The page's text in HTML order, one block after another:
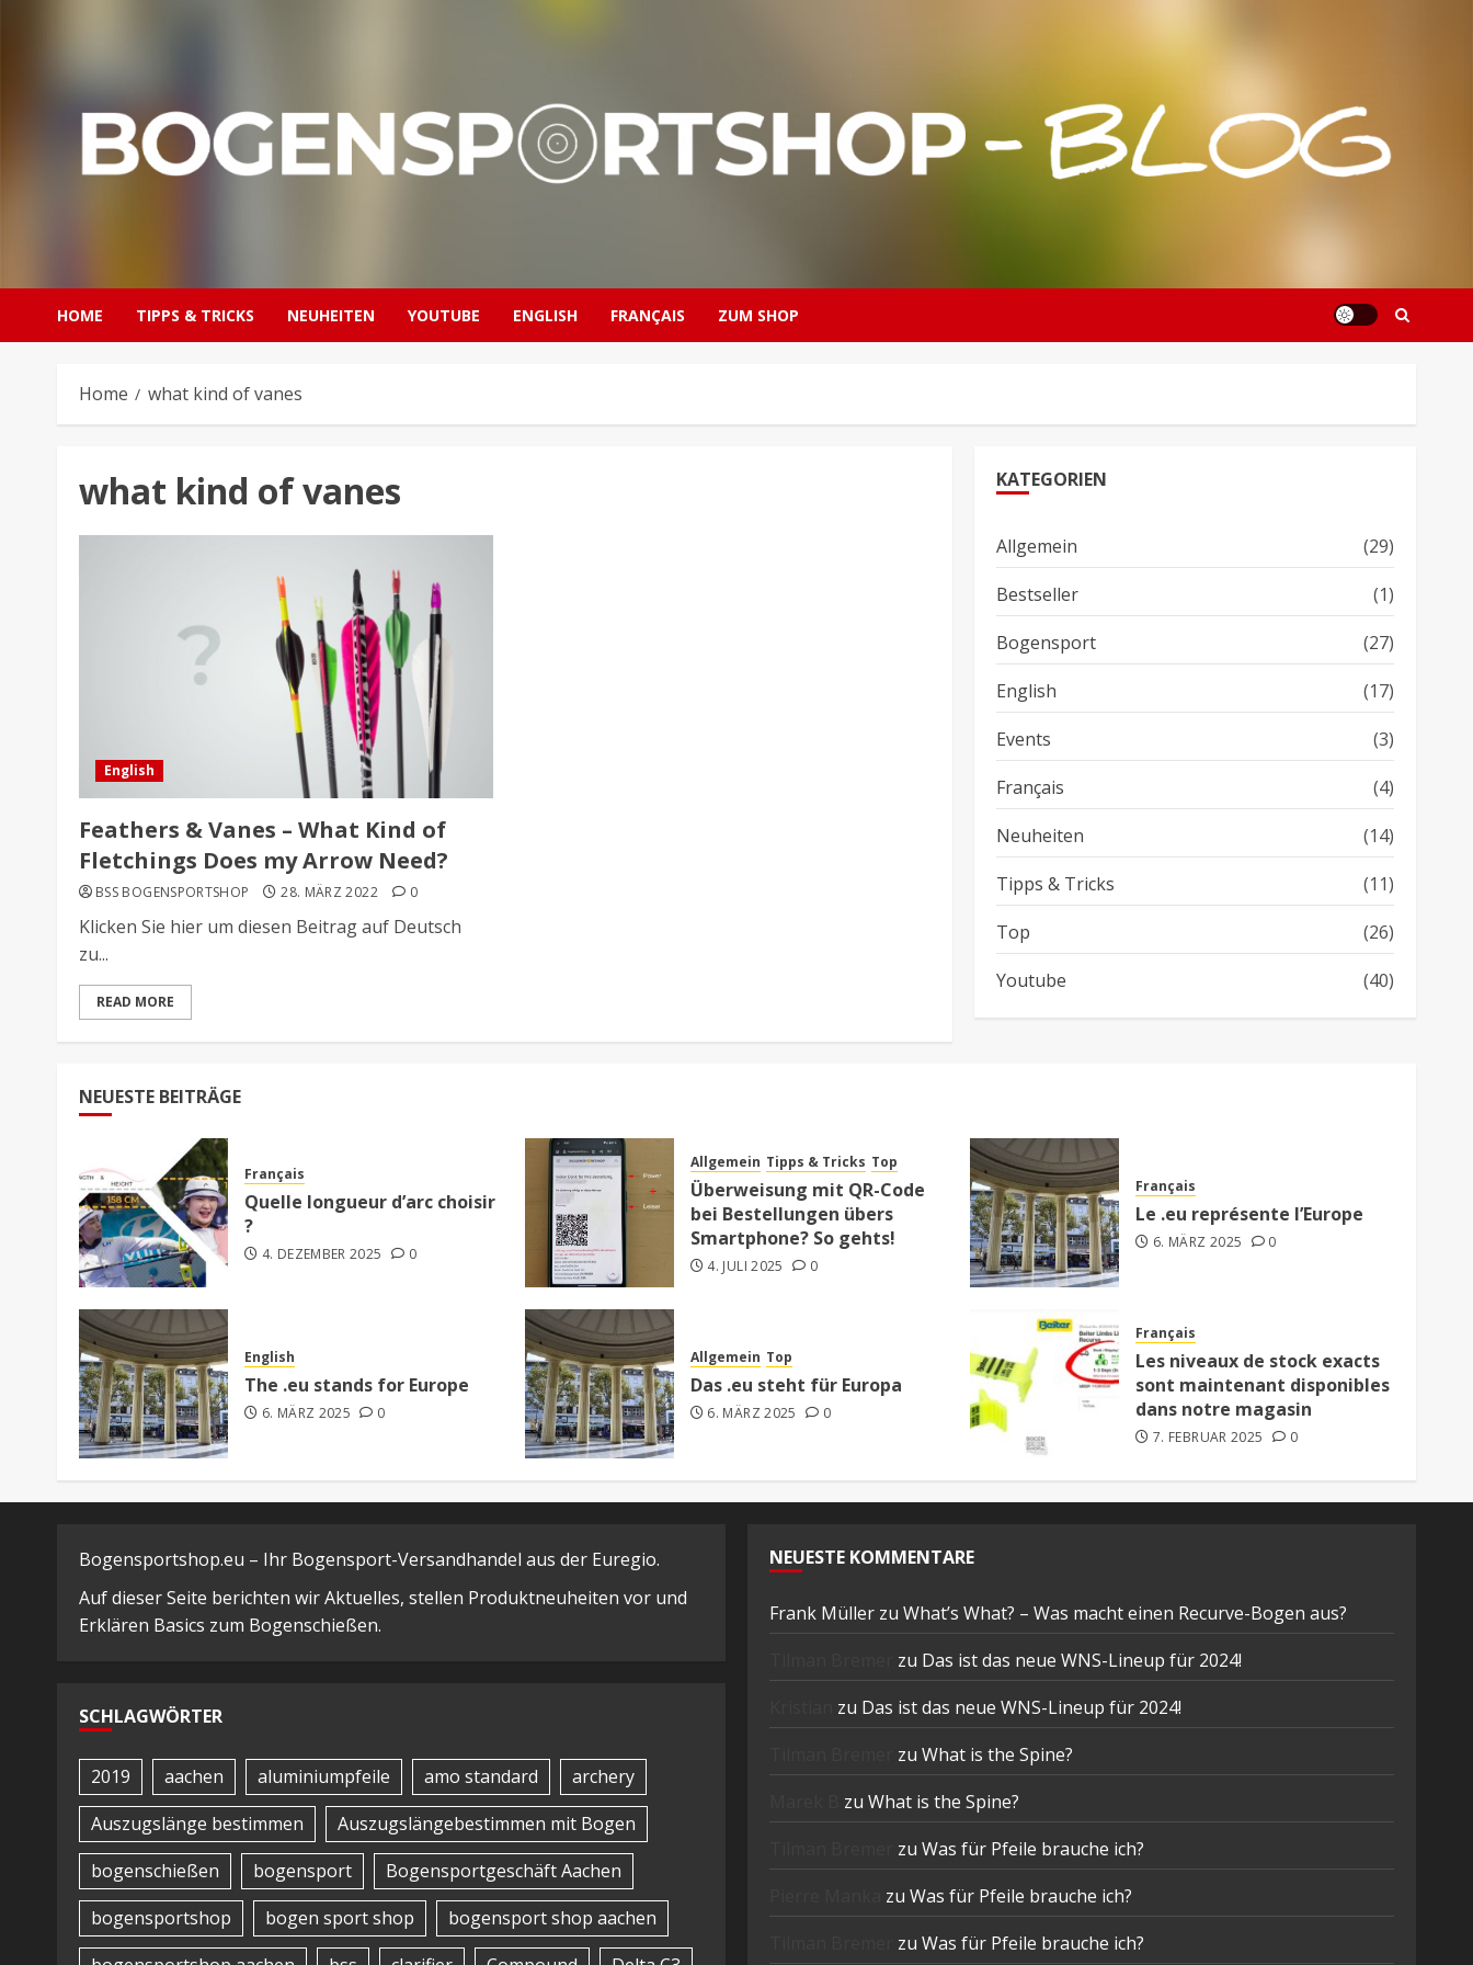
HOME TIPPS & TRICKS NEUHEITEN YOUTUBE ENGLISH FRANÇAIS ZUM SHOP
Home what kind of vanes
what kind of vanes
English
Feathers & Vanes – What Kind of
Fletchings Does my Arrow Need?
BSS BOGENSPORTSHOP 28. MÄRZ 2022 0
Klicken Sie hier um diesen Beitrag auf Deutsch
zu...
READ MORE
KATEGORIEN
Allgemein
(29)
Bestseller
(1)
Bogensport
(27)
English
(17)
Events
(3)
Français
(4)
Neuheiten
(14)
Tipps & Tricks
(11)
Top
(26)
Youtube
(40)
NEUESTE BEITRÄGE
Français
Quelle longueur d’arc choisir
?
4. DEZEMBER 2025 0
Allgemein Tipps & Tricks Top
Überweisung mit QR-Code
bei Bestellungen übers
Smartphone? So gehts!
4. JULI 2025 0
Français
Le .eu représente l’Europe
6. MÄRZ 2025 0
English
The .eu stands for Europe
6. MÄRZ 2025 0
Allgemein Top
Das .eu steht für Europa
6. MÄRZ 2025 0
Français
Les niveaux de stock exacts
sont maintenant disponibles
dans notre magasin
7. FEBRUAR 2025 0
Bogensportshop.eu – Ihr Bogensport-Versandhandel aus der Euregio.
Auf dieser Seite berichten wir Aktuelles, stellen Produktneuheiten vor und
Erklären Basics zum Bogenschießen.
SCHLAGWÖRTER
2019 aachen aluminiumpfeile amo standard
archery
Auszugslänge bestimmen
Auszugslängebestimmen mit Bogen
bogenschießen
bogensport
Bogensportgeschäft Aachen
bogensportshop
bogen sport shop
bogensport shop aachen
NEUESTE KOMMENTARE
Frank Müller zu What’s What? – Was macht einen Recurve-Bogen aus?
zu Das ist das neue WNS-Lineup für 2024!
zu Das ist das neue WNS-Lineup für 2024!
zu What is the Spine?
zu What is the Spine?
zu Was für Pfeile brauche ich?
zu Was für Pfeile brauche ich?
zu Was für Pfeile brauche ich?